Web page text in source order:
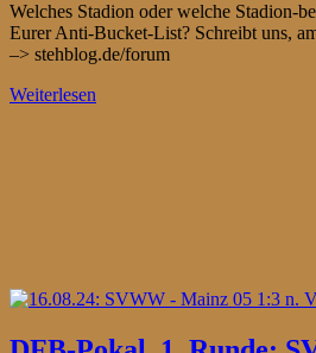
Welches Stadion oder welche Stadion-
Eurer Anti-Bucket-List? Schreibt uns,
–> stehblog.de/forum
Weiterlesen